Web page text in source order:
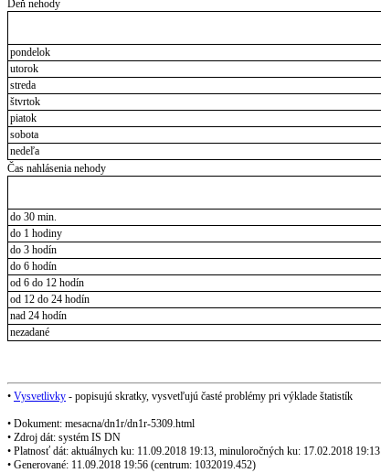
Deň nehody
pondelok
utorok
streda
štvrtok
piatok
sobota
nedeľa
Čas nahlásenia nehody
do 30 min.
do 1 hodiny
do 3 hodín
do 6 hodín
od 6 do 12 hodín
od 12 do 24 hodín
nad 24 hodín
nezadané
• Vysvetlivky - popisujú skratky, vysvetľujú časté problémy pri výklade štatistík
• Dokument: mesacna/dn1r/dn1r-5309.html
• Zdroj dát: systém IS DN
• Platnosť dát: aktuálnych ku: 11.09.2018 19:13, minuloročných ku: 17.02.2018 19:13
• Generované: 11.09.2018 19:56 (centrum: 1032019.452)